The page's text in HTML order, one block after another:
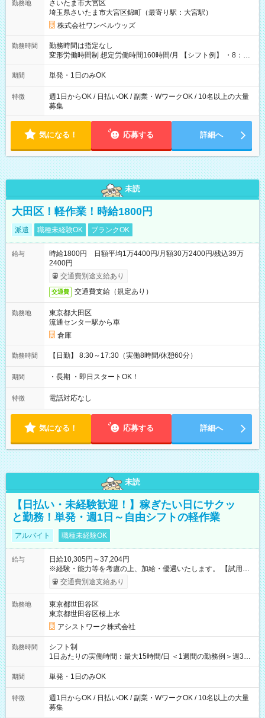
勤務地
さいたま市大宮区
埼玉県さいたま市大宮区錦町（最寄り駅：大宮駅）
株式会社ワンベルウッズ
勤務時間
勤務時間は指定なし
変形労働時間制 想定労働時間160時間/月 【シフト例】 ・8：00
～21：00
期間 単発・1日のみOK
特徴
週1日からOK / 日払いOK / 副業・WワークOK / 10名以上の大量
募集
気になる！ 応募する 詳細へ
未読
大田区！軽作業！時給1800円
派遣 職種未経験OK ブランクOK
給与
時給1800円 日額平均1万4400円/月額30万2400円/残込39万
2400円
交通費別途支給あり
交通費 交通費支給（規定あり）
勤務地
東京都大田区
流通センター駅から車
倉庫
勤務時間 【日勤】 8:30～17:30（実働8時間/休憩60分）
期間 ・長期 ・即日スタートOK！
特徴 電話対応なし
気になる！ 応募する 詳細へ
未読
【日払い・未経験歓迎！】稼ぎたい日にサクッ
と勤務！単発・週1日～自由シフトの軽作業
アルバイト 職種未経験OK
給与
日給10,305円～37,204円
※経験・能力等を考慮の上、加給・優遇いたします。 【試用期
間】試用期間なし
交通費別途支給あり
勤務地
東京都世田谷区
東京都世田谷区桜上水
アシストワーク株式会社
勤務時間
シフト制
1日あたりの実働時間：最大15時間/日 ＜1週間の勤務例＞週3回
勤務 勤務：月・水・金 休み：火・木・土・日 好きな時にお仕事
可能です！ ※1日あたりの最大実働時間は日勤、夜勤共に勤務し
期間 単発・1日のみOK
特徴
週1日からOK / 日払いOK / 副業・WワークOK / 10名以上の大量
募集